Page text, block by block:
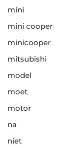
mini
mini cooper
minicooper
mitsubishi
model
moet
motor
na
niet